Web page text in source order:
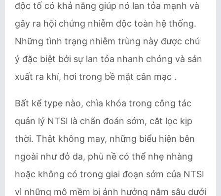
độc tố có khả năng giúp nó lan tỏa mạnh và
gây ra hội chứng nhiễm độc toàn hệ thống.
Những tình trạng nhiễm trùng này được chú
ý đặc biệt bởi sự lan tỏa nhanh chóng và sản
xuất ra khí, hơi trong bề mặt cân mạc .
Bất kể type nào, chìa khóa trong công tác
quản lý NTSI là chẩn đoán sớm, cắt lọc kịp
thời. Thật không may, những biểu hiện bên
ngoài như đỏ da, phù nề có thể nhẹ nhàng
hoặc không có trong giai đoạn sớm của NTSI
vì những mô mềm bị ảnh hưởng nằm sâu dưới